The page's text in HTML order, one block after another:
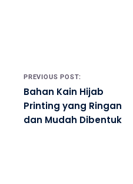
Post navigation
PREVIOUS POST:
Bahan Kain Hijab
Printing yang Ringan
dan Mudah Dibentuk